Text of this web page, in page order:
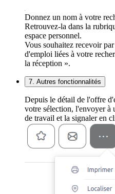
Donnez un nom à votre
Retrouvez-la dans la
espace personnel.
Vous souhaitez recevoir
d'emploi liées à votre
la réception ».
7. Autres fonctionnalités
Depuis le détail de l'offre
votre sélection, l'envoyer à
de travail et la signaler en